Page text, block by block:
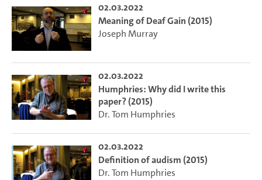
02.03.2022
Meaning of Deaf Gain (2015)
Joseph Murray
02.03.2022
Humphries: Why did I write this
paper? (2015)
Dr. Tom Humphries
02.03.2022
Definition of audism (2015)
Dr. Tom Humphries